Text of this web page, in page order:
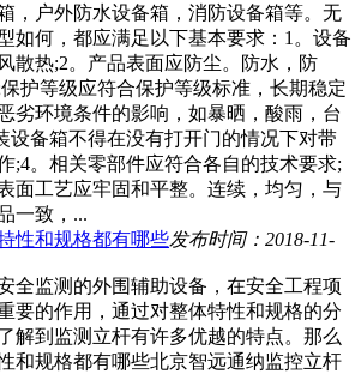
，户外防水设备箱，消防设备箱等。无
如何，都应满足以下基本要求：1。设备
散热;2。产品表面应防尘。防水，防
护等级应符合保护等级标准，长期稳定
劣环境条件的影响，如暴晒，酸雨，台
设备箱不得在没有打开门的情况下对带
;4。相关零部件应符合各自的技术要求;
面工艺应牢固和平整。连续，均匀，与
一致，...
性和规格都有哪些发布时间：2018-11-
全监测的外围辅助设备，在安全工程项
要的作用，通过对整体特性和规格的分
解到监测立杆有许多优越的特点。那么
和规格都有哪些北京智远通纳监控立杆